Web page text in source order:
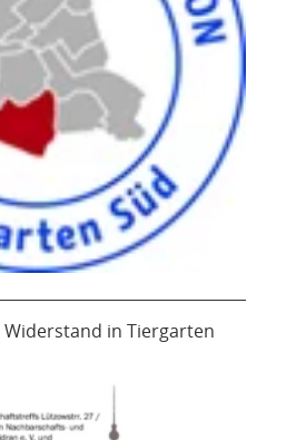
Widerstand in Tiergarten